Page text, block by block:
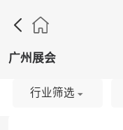

广州展会
行业筛选